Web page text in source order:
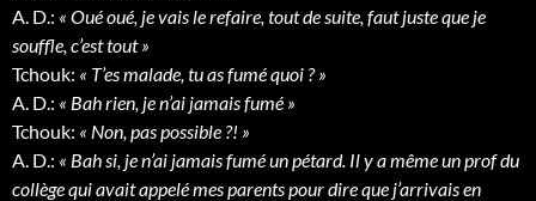
A. D.: « Oué oué, je vais le refaire, tout de suite, faut juste que je
souffle, c’est tout »
Tchouk: « T’es malade, tu as fumé quoi ? »
A. D.: « Bah rien, je n’ai jamais fumé »
Tchouk: « Non, pas possible ?! »
A. D.: « Bah si, je n’ai jamais fumé un pétard. Il y a même un prof du
collège qui avait appelé mes parents pour dire que j’arrivais en